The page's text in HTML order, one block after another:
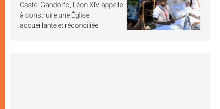
Castel Gandolfo, Léon XIV appelle
à construire une Église
accueillante et réconciliée